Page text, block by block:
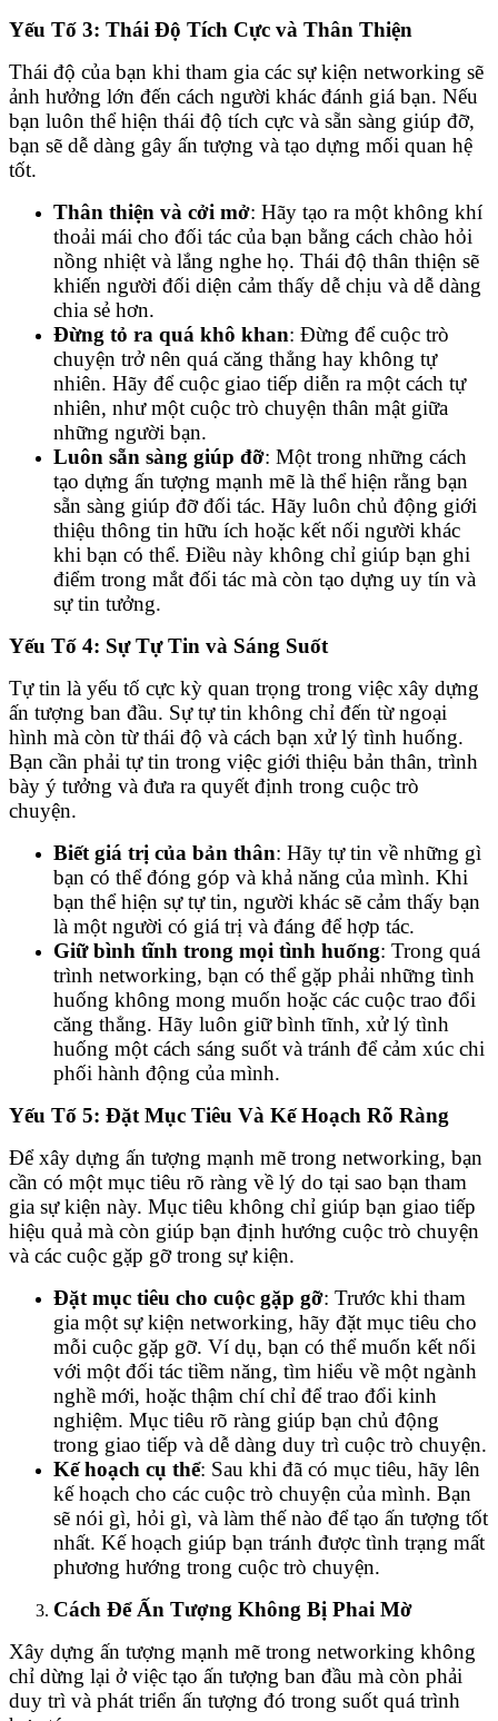
Yếu Tố 3: Thái Độ Tích Cực và Thân Thiện
Thái độ của bạn khi tham gia các sự kiện networking sẽ
ảnh hưởng lớn đến cách người khác đánh giá bạn. Nếu
bạn luôn thể hiện thái độ tích cực và sẵn sàng giúp đỡ,
bạn sẽ dễ dàng gây ấn tượng và tạo dựng mối quan hệ
tốt.
Thân thiện và cởi mở: Hãy tạo ra một không khí
thoải mái cho đối tác của bạn bằng cách chào hỏi
nồng nhiệt và lắng nghe họ. Thái độ thân thiện sẽ
khiến người đối diện cảm thấy dễ chịu và dễ dàng
chia sẻ hơn.
Đừng tỏ ra quá khô khan: Đừng để cuộc trò
chuyện trở nên quá căng thẳng hay không tự
nhiên. Hãy để cuộc giao tiếp diễn ra một cách tự
nhiên, như một cuộc trò chuyện thân mật giữa
những người bạn.
Luôn sẵn sàng giúp đỡ: Một trong những cách
tạo dựng ấn tượng mạnh mẽ là thể hiện rằng bạn
sẵn sàng giúp đỡ đối tác. Hãy luôn chủ động giới
thiệu thông tin hữu ích hoặc kết nối người khác
khi bạn có thể. Điều này không chỉ giúp bạn ghi
điểm trong mắt đối tác mà còn tạo dựng uy tín và
sự tin tưởng.
Yếu Tố 4: Sự Tự Tin và Sáng Suốt
Tự tin là yếu tố cực kỳ quan trọng trong việc xây dựng
ấn tượng ban đầu. Sự tự tin không chỉ đến từ ngoại
hình mà còn từ thái độ và cách bạn xử lý tình huống.
Bạn cần phải tự tin trong việc giới thiệu bản thân, trình
bày ý tưởng và đưa ra quyết định trong cuộc trò
chuyện.
Biết giá trị của bản thân: Hãy tự tin về những gì
bạn có thể đóng góp và khả năng của mình. Khi
bạn thể hiện sự tự tin, người khác sẽ cảm thấy bạn
là một người có giá trị và đáng để hợp tác.
Giữ bình tĩnh trong mọi tình huống: Trong quá
trình networking, bạn có thể gặp phải những tình
huống không mong muốn hoặc các cuộc trao đổi
căng thẳng. Hãy luôn giữ bình tĩnh, xử lý tình
huống một cách sáng suốt và tránh để cảm xúc chi
phối hành động của mình.
Yếu Tố 5: Đặt Mục Tiêu Và Kế Hoạch Rõ Ràng
Để xây dựng ấn tượng mạnh mẽ trong networking, bạn
cần có một mục tiêu rõ ràng về lý do tại sao bạn tham
gia sự kiện này. Mục tiêu không chỉ giúp bạn giao tiếp
hiệu quả mà còn giúp bạn định hướng cuộc trò chuyện
và các cuộc gặp gỡ trong sự kiện.
Đặt mục tiêu cho cuộc gặp gỡ: Trước khi tham
gia một sự kiện networking, hãy đặt mục tiêu cho
mỗi cuộc gặp gỡ. Ví dụ, bạn có thể muốn kết nối
với một đối tác tiềm năng, tìm hiểu về một ngành
nghề mới, hoặc thậm chí chỉ để trao đổi kinh
nghiệm. Mục tiêu rõ ràng giúp bạn chủ động
trong giao tiếp và dễ dàng duy trì cuộc trò chuyện.
Kế hoạch cụ thể: Sau khi đã có mục tiêu, hãy lên
kế hoạch cho các cuộc trò chuyện của mình. Bạn
sẽ nói gì, hỏi gì, và làm thế nào để tạo ấn tượng tốt
nhất. Kế hoạch giúp bạn tránh được tình trạng mất
phương hướng trong cuộc trò chuyện.
Cách Để Ấn Tượng Không Bị Phai Mờ
Xây dựng ấn tượng mạnh mẽ trong networking không
chỉ dừng lại ở việc tạo ấn tượng ban đầu mà còn phải
duy trì và phát triển ấn tượng đó trong suốt quá trình